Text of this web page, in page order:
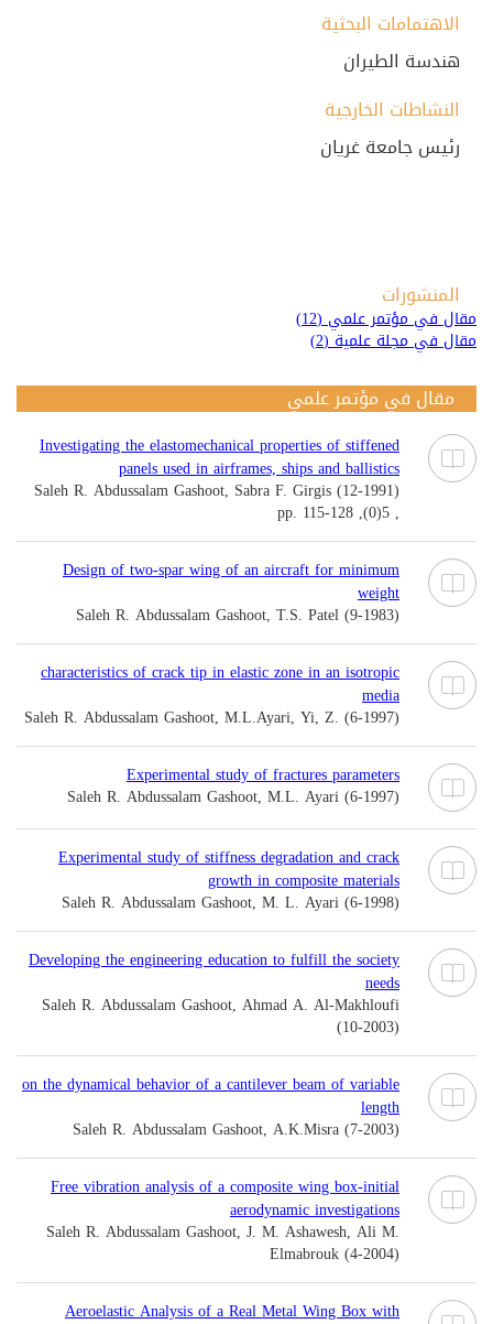
الاهتمامات البحثية
هندسة الطيران
النشاطات الخارجية
رئيس جامعة غريان
المنشورات
مقال في مؤتمر علمي (12)
مقال في مجلة علمية (2)
مقال في مؤتمر علمي
Investigating the elastomechanical properties of stiffened
panels used in airframes, ships and ballistics
Saleh R. Abdussalam Gashoot, Sabra F. Girgis (12-1991)
, 5(0), pp. 115-128
Design of two-spar wing of an aircraft for minimum
weight
Saleh R. Abdussalam Gashoot, T.S. Patel (9-1983)
characteristics of crack tip in elastic zone in an isotropic
media
Saleh R. Abdussalam Gashoot, M.L.Ayari, Yi, Z. (6-1997)
Experimental study of fractures parameters
Saleh R. Abdussalam Gashoot, M.L. Ayari (6-1997)
Experimental study of stiffness degradation and crack
growth in composite materials
Saleh R. Abdussalam Gashoot, M. L. Ayari (6-1998)
Developing the engineering education to fulfill the society
needs
Saleh R. Abdussalam Gashoot, Ahmad A. Al-Makhloufi
(10-2003)
on the dynamical behavior of a cantilever beam of variable
length
Saleh R. Abdussalam Gashoot, A.K.Misra (7-2003)
Free vibration analysis of a composite wing box-initial
aerodynamic investigations
Saleh R. Abdussalam Gashoot, J. M. Ashawesh, Ali M.
Elmabrouk (4-2004)
Aeroelastic Analysis of a Real Metal Wing Box with